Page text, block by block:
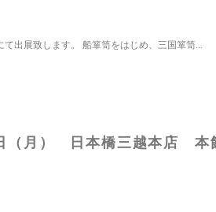
出展致します。 船箪笥をはじめ、三国箪笥...
（月） 日本橋三越本店 本